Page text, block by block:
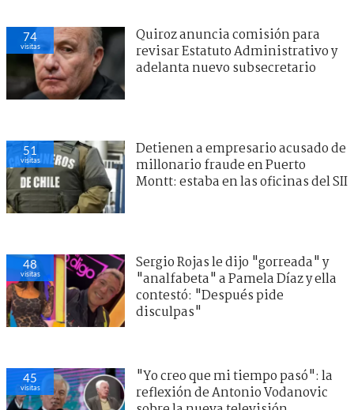
74
visitas
Quiroz anuncia comisión para
revisar Estatuto Administrativo y
adelanta nuevo subsecretario
51
visitas
Detienen a empresario acusado de
millonario fraude en Puerto
Montt: estaba en las oficinas del SII
48
visitas
Sergio Rojas le dijo "gorreada" y
"analfabeta" a Pamela Díaz y ella
contestó: "Después pide
disculpas"
45
visitas
"Yo creo que mi tiempo pasó": la
reflexión de Antonio Vodanovic